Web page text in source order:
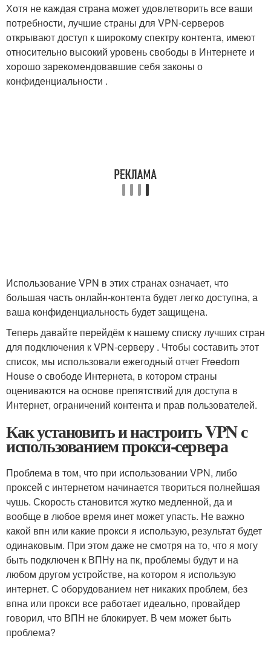
Хотя не каждая страна может удовлетворить все ваши
потребности, лучшие страны для VPN-серверов
открывают доступ к широкому спектру контента, имеют
относительно высокий уровень свободы в Интернете и
хорошо зарекомендовавшие себя законы о
конфиденциальности .
Использование VPN в этих странах означает, что
большая часть онлайн-контента будет легко доступна, а
ваша конфиденциальность будет защищена.
Теперь давайте перейдём к нашему списку лучших стран
для подключения к VPN-серверу . Чтобы составить этот
список, мы использовали ежегодный отчет Freedom
House о свободе Интернета, в котором страны
оцениваются на основе препятствий для доступа в
Интернет, ограничений контента и прав пользователей.
Как установить и настроить VPN с
использованием прокси-сервера
Проблема в том, что при использовании VPN, либо
проксей с интернетом начинается твориться полнейшая
чушь. Скорость становится жутко медленной, да и
вообще в любое время инет может упасть. Не важно
какой впн или какие прокси я использую, результат будет
одинаковым. При этом даже не смотря на то, что я могу
быть подключен к ВПНу на пк, проблемы будут и на
любом другом устройстве, на котором я использую
интернет. С оборудованием нет никаких проблем, без
впна или прокси все работает идеально, провайдер
говорил, что ВПН не блокирует. В чем может быть
проблема?